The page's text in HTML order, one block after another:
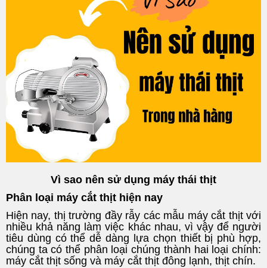
Vì sao nên sử dụng máy thái thịt
Phân loại máy cắt thịt hiện nay
Hiện nay, thị trường đầy rẫy các mẫu máy cắt thịt với
nhiều khả năng làm việc khác nhau, vì vậy để người
tiêu dùng có thể dễ dàng lựa chọn thiết bị phù hợp,
chúng ta có thể phân loại chúng thành hai loại chính:
máy cắt thịt sống và máy cắt thịt đông lạnh, thịt chín.